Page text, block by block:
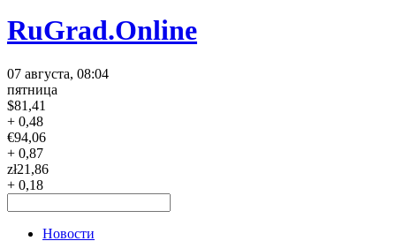
RuGrad.Online
07 августа, 08:04
пятница
$81,41
+ 0,48
€94,06
+ 0,87
zł21,86
+ 0,18
Новости